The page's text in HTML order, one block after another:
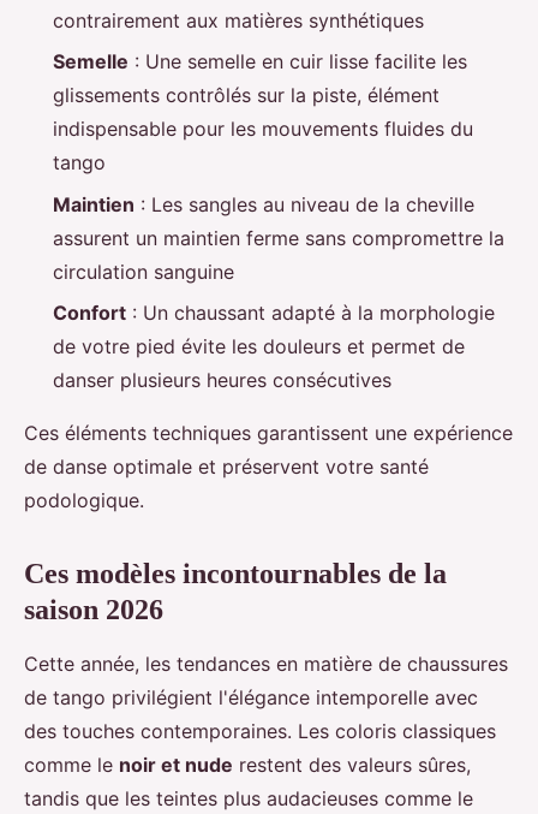
contrairement aux matières synthétiques
Semelle : Une semelle en cuir lisse facilite les
glissements contrôlés sur la piste, élément
indispensable pour les mouvements fluides du
tango
Maintien : Les sangles au niveau de la cheville
assurent un maintien ferme sans compromettre la
circulation sanguine
Confort : Un chaussant adapté à la morphologie
de votre pied évite les douleurs et permet de
danser plusieurs heures consécutives
Ces éléments techniques garantissent une expérience
de danse optimale et préservent votre santé
podologique.
Ces modèles incontournables de la
saison 2026
Cette année, les tendances en matière de chaussures
de tango privilégient l'élégance intemporelle avec
des touches contemporaines. Les coloris classiques
comme le noir et nude restent des valeurs sûres,
tandis que les teintes plus audacieuses comme le